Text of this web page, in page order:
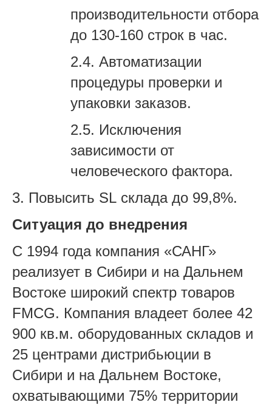
производительности отбора
до 130-160 строк в час.
2.4. Автоматизации
процедуры проверки и
упаковки заказов.
2.5. Исключения
зависимости от
человеческого фактора.
3. Повысить SL склада до 99,8%.
Ситуация до внедрения
C 1994 года компания «САНГ»
реализует в Сибири и на Дальнем
Востоке широкий спектр товаров
FMCG. Компания владеет более 42
900 кв.м. оборудованных складов и
25 центрами дистрибьюции в
Сибири и на Дальнем Востоке,
охватывающими 75% территории